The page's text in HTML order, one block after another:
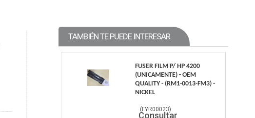
TAMBIÉN TE PUEDE INTERESAR
FUSER FILM P/ HP 4200
(UNICAMENTE) - OEM
QUALITY - (RM1-0013-FM3) -
NICKEL
( FYR00023)
Consultar